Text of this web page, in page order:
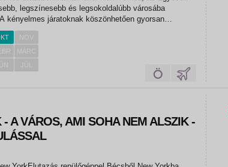
legszínesebb és legsokoldalúbb városába
kényelmes járatoknak köszönhetően gyorsan
és máris egy varázslatos világba csöppenünk: New
és ikonikus...
NOV
MÁRC
JÚL
- A VÁROS, AMI SOHA NEM ALSZIK -